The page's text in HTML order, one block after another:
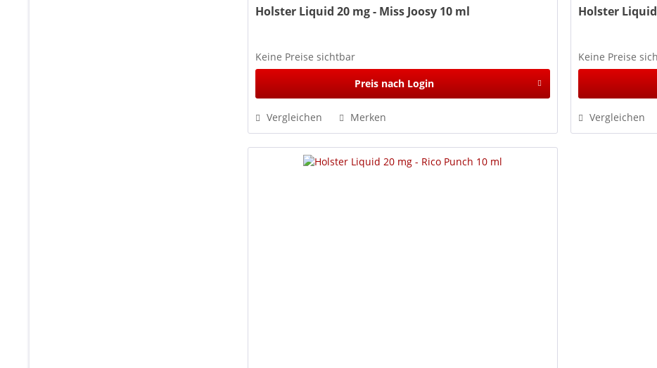
Holster Liquid 20 mg - Miss Joosy 10 ml
Keine Preise sichtbar
Preis nach Login
Vergleichen Merken
Holster
Keine Preise
Vergleichen